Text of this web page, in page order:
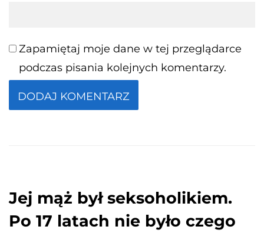
Zapamiętaj moje dane w tej przeglądarce
podczas pisania kolejnych komentarzy.
Jej mąż był seksoholikiem.
Po 17 latach nie było czego